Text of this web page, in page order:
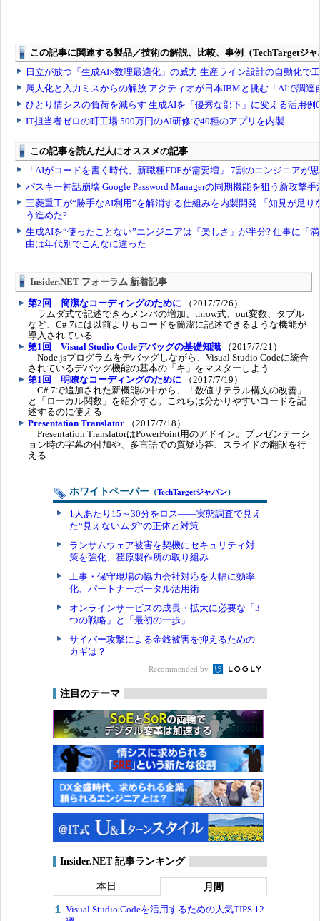
Insider.NET フォーラム 新着記事
第2回 簡潔なコーディングのために （2017/7/26）
ラムダ式で記述できるメンバの増加、throw式、out変数、タプル
など、C# 7には以前よりもコードを簡潔に記述できるような機能が
導入されている
第1回 Visual Studio Codeデバッグの基礎知識 （2017/7/21）
Node.jsプログラムをデバッグしながら、Visual Studio Codeに統合
されているデバッグ機能の基本の「キ」をマスターしよう
第1回 明瞭なコーディングのために （2017/7/19）
C# 7で追加された新機能の中から、「数値リテラル構文の改善」
と「ローカル関数」を紹介する。これらは分かりやすいコードを記
述するのに使える
Presentation Translator （2017/7/18）
Presentation TranslatorはPowerPoint用のアドイン。プレゼンテーシ
ョン時の字幕の付加や、多言語での質疑応答、スライドの翻訳を行
える
ホワイトペーパー （TechTargetジャパン）
1人あたり15～30分をロス――実態調査で見え
た“見えないムダ”の正体と対策
ランサムウェア被害を契機にセキュリティ対
策を強化、荏原製作所の取り組み
工事・保守現場の協力会社対応を大幅に効率
化、パートナーポータル活用術
オンラインサービスの成長・拡大に必要な「3
つの戦略」と「最初の一歩」
サイバー攻撃による金銭被害を抑えるための
カギは？
Recommended by
注目のテーマ
Insider.NET 記事ランキング
本日 月間
Visual Studio Codeを活用するための人気TIPS 12